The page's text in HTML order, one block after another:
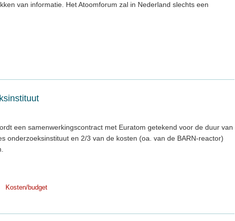
van informatie. Het Atoomforum zal in Nederland slechts een
een samenwerkingscontract met Euratom getekend voor de duur van
onderzoeksinstituut en 2/3 van de kosten (oa. van de BARN-reactor)
Kosten/budget